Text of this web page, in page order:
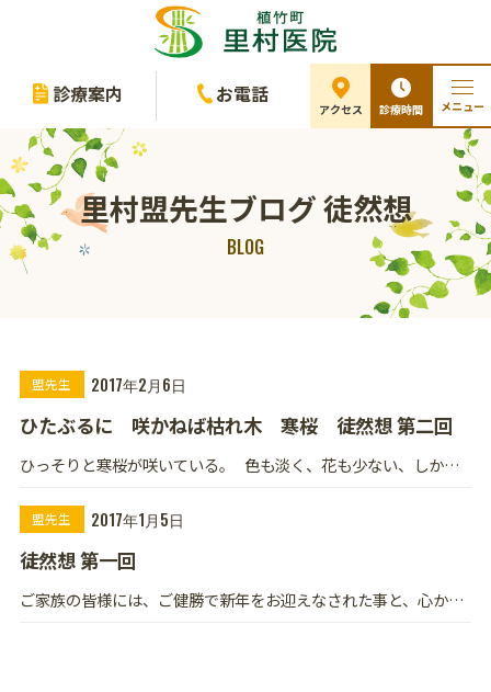
診療案内 お電話
診療時間
アクセス メニュー
里村盟先生ブログ 徒然想
BLOG
盟先生 2017年2月6日
ひたぶるに 咲かねば枯れ木 寒桜 徒然想 第二回
ひっそりと寒桜が咲いている。 色も淡く、花も少ない、しか
盟先生 2017年1月5日
徒然想 第一回
ご家族の皆様には、ご健勝で新年をお迎えなされた事と、心から